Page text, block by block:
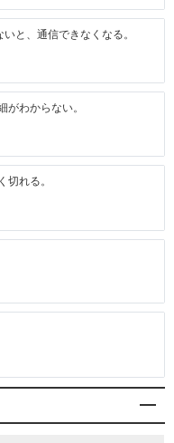
と、通信できなくなる。
がわからない。
切れる。